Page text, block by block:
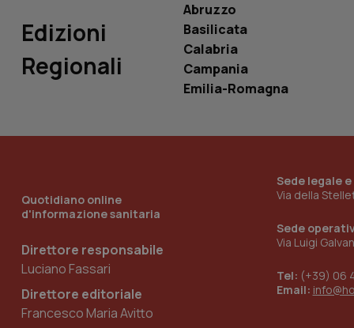
Edizioni
Regionali
Abruzzo
Basilicata
Calabria
Campania
Emilia-Romagna
Quotidiano online
d'informazione sanitaria
Direttore responsabile
Luciano Fassari
Direttore editoriale
Francesco Maria Avitto
Sede legale
Via della
Sede
Via Luigi
Tel: (+39) 06
Email:
Nome
__Secure-YNID
YSC